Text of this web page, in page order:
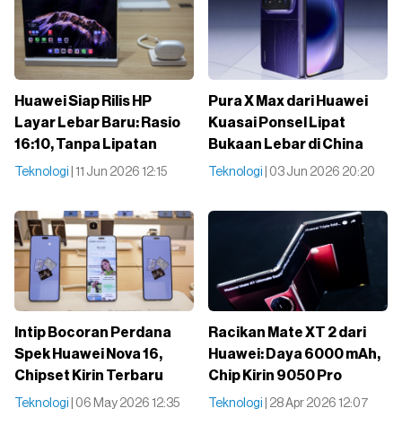
Huawei Siap Rilis HP
Layar Lebar Baru: Rasio
16:10, Tanpa Lipatan
Teknologi | 11 Jun 2026 12:15
Pura X Max dari Huawei
Kuasai Ponsel Lipat
Bukaan Lebar di China
Teknologi | 03 Jun 2026 20:20
Intip Bocoran Perdana
Spek Huawei Nova 16,
Chipset Kirin Terbaru
Teknologi | 06 May 2026 12:35
Racikan Mate XT 2 dari
Huawei: Daya 6000 mAh,
Chip Kirin 9050 Pro
Teknologi | 28 Apr 2026 12:07